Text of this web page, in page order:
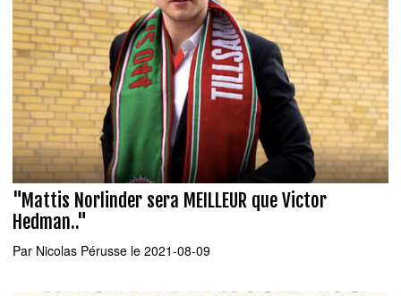
"Mattis Norlinder sera MEILLEUR que Victor
Hedman.."
Par Nicolas Pérusse le 2021-08-09